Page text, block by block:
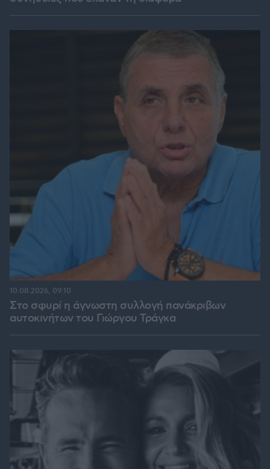
Στο σφυρί η άγνωστη συλλογή πανάκριβων
αυτοκινήτων του Γιώργου Τράγκα
10.08.2026, 09:10